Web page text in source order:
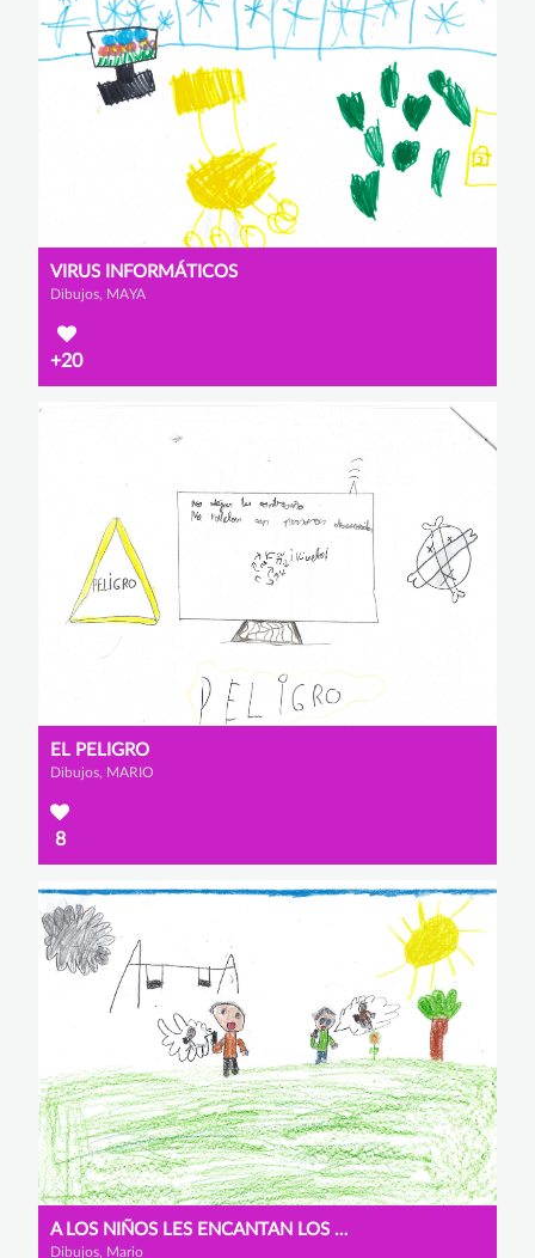
VIRUS INFORMÁTICOS
Dibujos, MAYA
+20
EL PELIGRO
Dibujos, MARIO
8
A LOS NIÑOS LES ENCANTAN LOS MÓVILES
Dibujos, Mario